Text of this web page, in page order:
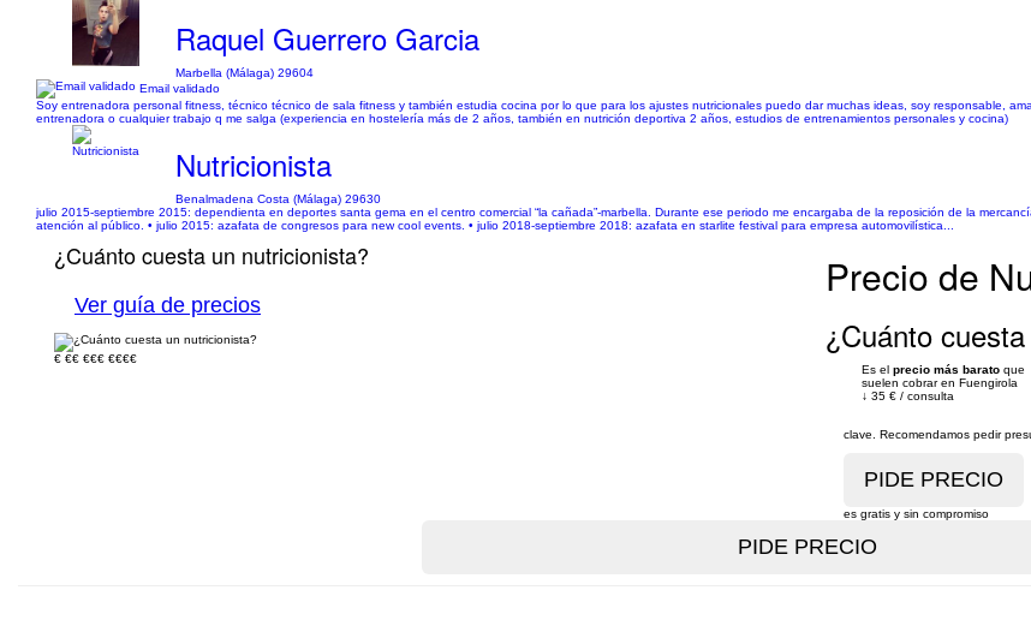
Raquel Guerrero Garcia
Marbella (Málaga) 29604
Email validado
Soy entrenadora personal fitness, técnico técnico de sala fitness y también estudia cocina por lo que para los ajustes nutricionales puedo dar muchas ideas, soy responsable,
entrenadora o cualquier trabajo q me salga (experiencia en hostelería más de 2 años, también en nutrición deportiva 2 años, estudios de entrenamientos personales y cocina)
Nutricionista
Benalmadena Costa (Málaga) 29630
julio 2015-septiembre 2015: dependienta en deportes santa gema en el centro comercial “la cañada”-marbella. Durante ese periodo me encargaba de la reposición de la
atención al público. • julio 2015: azafata de congresos para new cool events. • julio 2018-septiembre 2018: azafata en starlite festival para empresa automovilística...
¿Cuánto cuesta un nutricionista?
Ver guía de precios
€ €€ €€€ €€€€
Precio de
¿Cuánto
Es el precio más barato que
suelen cobrar en Fuengirola
↓ 35 € / consulta
clave. Recomendamos pedir
es gratis y sin compromiso